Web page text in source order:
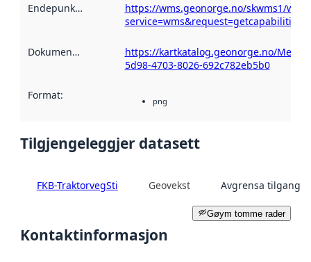
Endepunktskildring
https://wms.geonorge.no/skwms1/
service=wms&request=getcapabilities
Dokumentasjon
https://kartkatalog.geonorge.no/
5d98-4703-8026-692c782eb5b0
Format: png
Tilgjengeleggjer datasett
FKB-TraktorvegSti Geovekst Avgrensa tilgang
Gøym tomme rader
Kontaktinformasjon